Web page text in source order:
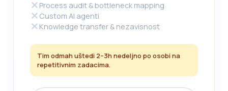
Process audit & bottleneck mapping
Custom AI agenti
Knowledge transfer & nezavisnost
Tim odmah uštedi 2–3h nedeljno po osobi na
repetitivnim zadacima.